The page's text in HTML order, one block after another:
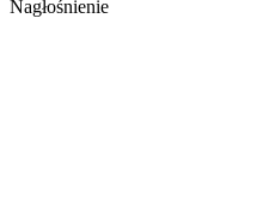
Nagłośnienie